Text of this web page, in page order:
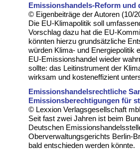
Emissionshandels-Reform
© Eigenbeiträge der Autoren (10/
Die EU-Klimapolitik soll
Vorschlag dazu hat die EU-
könnten hierzu grundsätzliche
würden Klima- und Energiepolitik
EU-Emissionshandel wieder
sollte: das Leitinstrument der
wirksam und kosteneffizient
Emissionshandelsrechtliche
Emissionsberechtigungen für
© Lexxion Verlagsgesellschaft
Seit fast zwei Jahren ist beim
Deutschen
Oberverwaltungsgerichts Berlin-
bald entschieden werden könnte.